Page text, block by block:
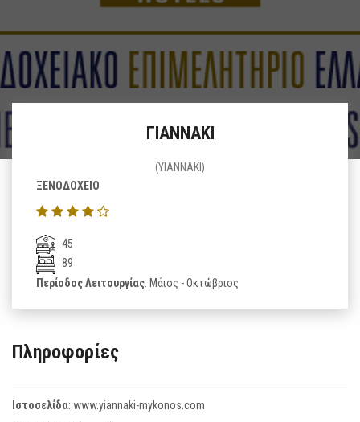
ΓΙΑΝΝΑΚΙ
(YIANNAKI)
ΞΕΝΟΔΟΧΕΙΟ
45
89
Περίοδος Λειτουργίας: Μάιος - Οκτώβριος
Πληροφορίες
Ιστοσελίδα: www.yiannaki-mykonos.com